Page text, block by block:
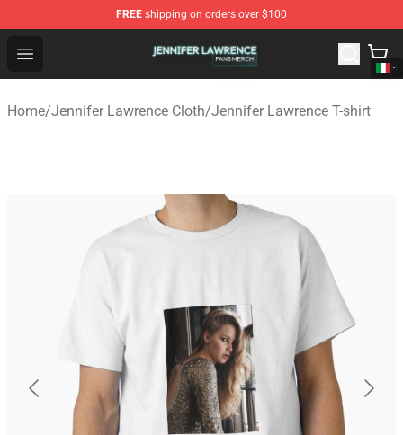
FREE shipping on orders over $100
Open menu
Jennifer Lawrence Shop - Official Jennifer Lawrence
Home/Jennifer Lawrence Cloth/Jennifer Lawrence T-shirt